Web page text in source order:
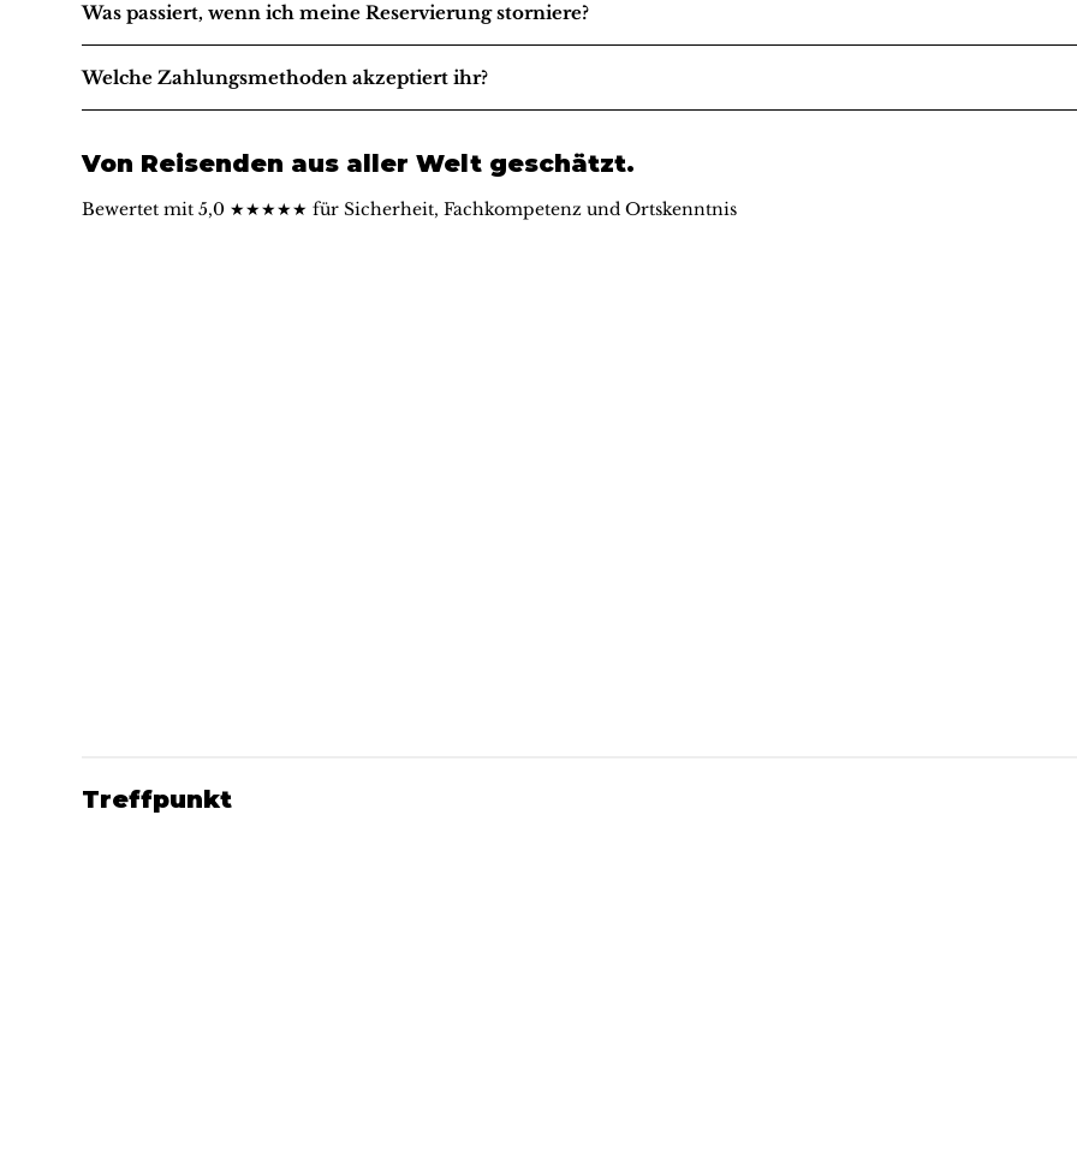
Was passiert, wenn ich meine Reservierung storniere?
Welche Zahlungsmethoden akzeptiert ihr?
Von Reisenden aus aller Welt geschätzt.
Bewertet mit 5,0 ★★★★★ für Sicherheit, Fachkompetenz und Ortskenntnis
Treffpunkt